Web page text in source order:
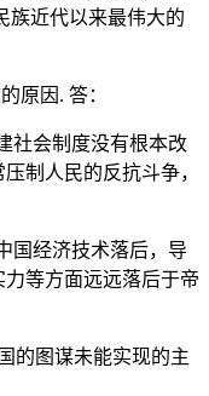
族近代以来最伟大的
原因. 答：
会制度没有根本改
制人民的反抗斗争，
经济技术落后，导
等方面远远落后于帝
图谋未能实现的主